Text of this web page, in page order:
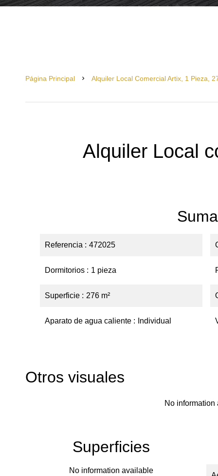
Página Principal Alquiler Local Comercial Artix, 1 Pieza,
Alquiler Local
Referencia 472025
Dormitorios 1 pieza
Superficie 276 m²
Aparato de agua caliente Individual
Otros visuales
No information
Superficies
No information available